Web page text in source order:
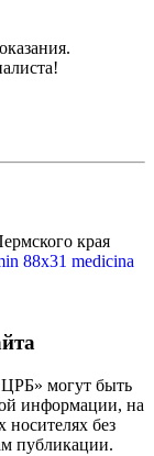
края
могут быть
информации, на
без
публикации.